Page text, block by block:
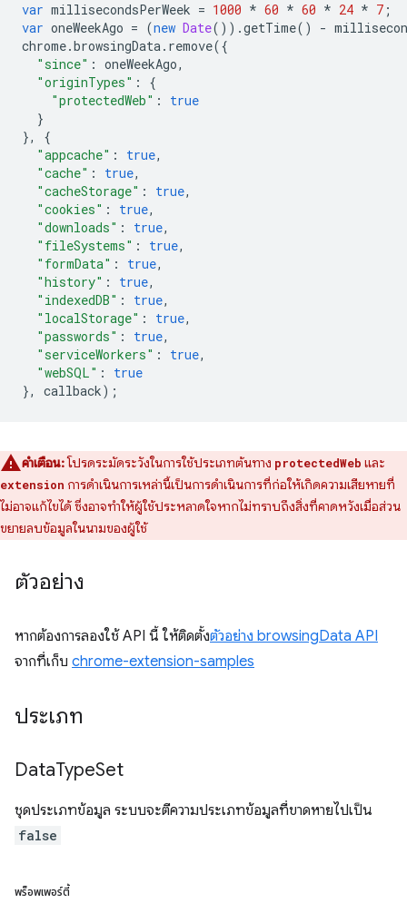
var millisecondsPerWeek = 1000 * 60 * 60 * 24 * 7 ;
var oneWeekAgo = (new Date()).getTime() -
chrome.browsingData. remove({
"since" : oneWeekAgo,
"originTypes" :
{
"protectedWeb" :
true
}
},
{
"appcache" : true,
"cache" : true,
"cacheStorage" : true,
"cookies" : true,
"downloads" : true,
"fileSystems" : true,
"formData" : true,
"history" : true,
"indexedDB" : true,
"localStorage" : true,
"passwords" : true,
"serviceWorkers" : true,
"webSQL" :
true
},
callback);
คำเตือน:โปรดระมัดระวังในการใช้ประเภทต้นทาง protectedWeb และ
extension การดำเนินการเหล่านี้เป็นการดำเนินการที่ก่อให้เกิดความเสียหายที่
ไม่อาจแก้ไขได้ ซึ่งอาจทำให้ผู้ใช้ประหลาดใจหากไม่ทราบถึงสิ่งที่คาดหวังเมื่อส่วน
ขยายลบข้อมูลในนามของผู้ใช้
ตัวอย่าง
หากต้องการลองใช้ API นี้ ให้ติดตั้งตัวอย่าง browsingData API
จากที่เก็บ chrome-extension-samples
ประเภท
DataTypeSet
ชุดประเภทข้อมูล ระบบจะตีความประเภทข้อมูลที่ขาดหายไปเป็น
false
พร็อพเพอร์ตี้